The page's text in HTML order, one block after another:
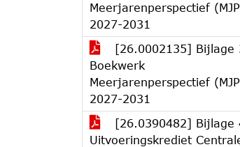
Meerjarenperspectief
2027-2031
[26.0002135] Bijlage
Boekwerk
Meerjarenperspectief
2027-2031
[26.0390482] Bijlage
Uitvoeringskrediet